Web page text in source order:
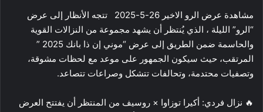
مشاهدة عرض الرو الاخير 26-5-2025 تتجه الأنظار إلى عرض
“الرو” الليلة ، الذي يُنتظر أن يشهد مجموعة من النزالات القوية
والحاسمة ضمن الطريق إلى عرض “موني إن ذا بانك 2025 ”
المرتقب، حيث سيكون الجمهور على موعد مع لحظات مشوقة،
وتصفيات محتدمة، وتحالفات تتشكل وصراعات تتصاعد.
🔥 نزال فردي: أكيرا توزاوا × روسيف من المنتظر أن يفتتح العرض